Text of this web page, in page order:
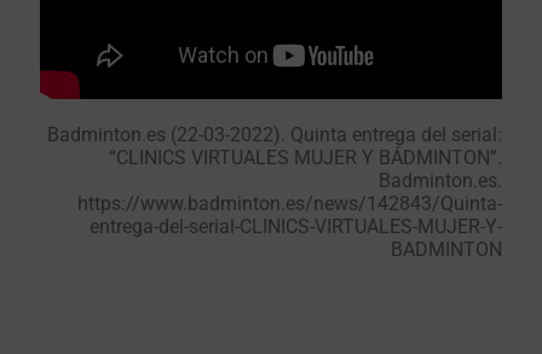
Badminton.es (22-03-2022). Quinta entrega del serial:
“CLINICS VIRTUALES MUJER Y BÁDMINTON”.
Badminton.es.
https://www.badminton.es/news/142843/Quinta-
entrega-del-serial-CLINICS-VIRTUALES-MUJER-Y-
BADMINTON